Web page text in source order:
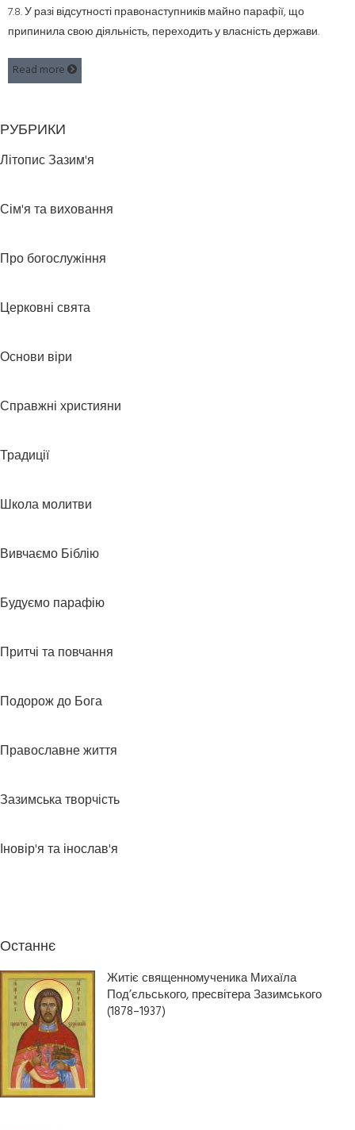
7.8. У разі відсутності правонаступників майно парафії, що
припинила свою діяльність, переходить у власність держави.
Read more
РУБРИКИ
Літопис Зазим'я
Сім'я та виховання
Про богослужіння
Церковні свята
Основи віри
Справжні християни
Традиції
Школа молитви
Вивчаємо Біблію
Будуємо парафію
Притчі та повчання
Подорож до Бога
Православне життя
Зазимська творчість
Іновір'я та інослав'я
Останнє
Житіє священномученика Михаїла
Под’єльського, пресвітера Зазимського
(1878–1937)